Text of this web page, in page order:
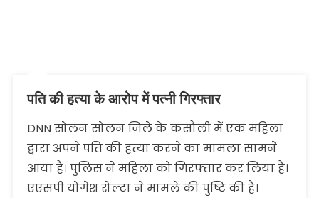
पति की हत्या के आरोप में पत्नी गिरफ्तार
DNN सोलन सोलन जिले के कसौली में एक महिला
द्वारा अपने पति की हत्या करने का मामला सामने
आया है। पुलिस ने महिला को गिरफ्तार कर लिया है।
एएसपी योगेश रोल्टा ने मामले की पुष्टि की है।